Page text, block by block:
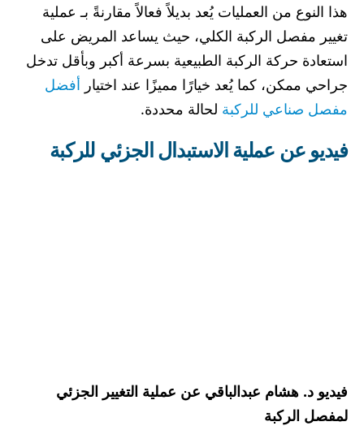
هذا النوع من العمليات يُعد بديلاً فعالاً مقارنةً بـ عملية
تغيير مفصل الركبة الكلي، حيث يساعد المريض على
استعادة حركة الركبة الطبيعية بسرعة أكبر وبأقل تدخل
جراحي ممكن، كما يُعد خيارًا مميزًا عند اختيار أفضل
مفصل صناعي للركبة لحالة محددة.
فيديو عن عملية الاستبدال الجزئي للركبة
فيديو د. هشام عبدالباقي عن عملية التغيير الجزئي
لمفصل الركبة